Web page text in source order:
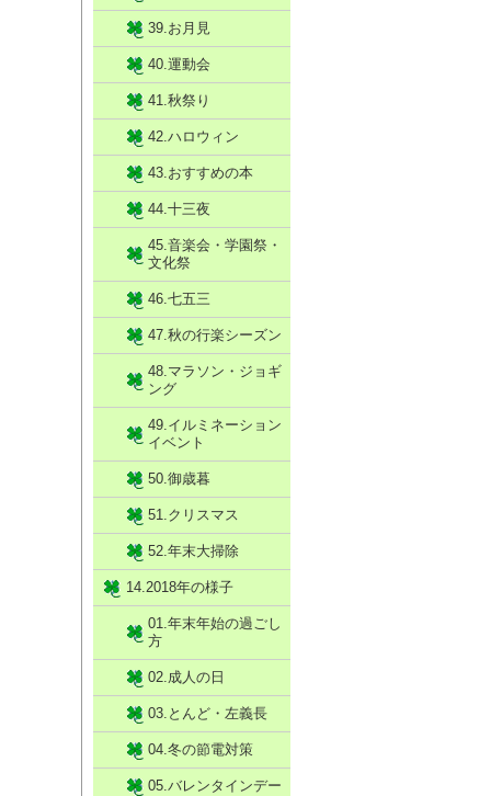
39.お月見
40.運動会
41.秋祭り
42.ハロウィン
43.おすすめの本
44.十三夜
45.音楽会・学園祭・
文化祭
46.七五三
47.秋の行楽シーズン
48.マラソン・ジョギ
ング
49.イルミネーション
イベント
50.御歳暮
51.クリスマス
52.年末大掃除
14.2018年の様子
01.年末年始の過ごし
方
02.成人の日
03.とんど・左義長
04.冬の節電対策
05.バレンタインデー